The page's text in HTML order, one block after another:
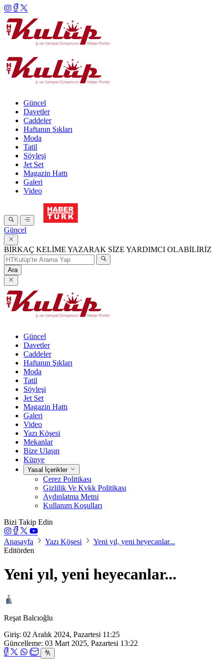
Güncel
Davetler
Caddeler
Haftanın Şıkları
Moda
Tatil
Söyleşi
Jet Set
Magazin Hattı
Galeri
Video
Güncel
BİRKAÇ KELİME YAZARAK SİZE YARDIMCI OLABİLİRİZ
Ara
Güncel
Davetler
Caddeler
Haftanın Şıkları
Moda
Tatil
Söyleşi
Jet Set
Magazin Hattı
Galeri
Video
Yazı Köşesi
Mekanlar
Bize Ulaşın
Künye
Yasal İçerikler
Çerez Politikası
Gizlilik Ve Kvkk Politikası
Aydınlatma Metni
Kullanım Koşulları
Bizi Takip Edin
Anasayfa Yazı Köşesi
Yeni yıl, yeni heyecanlar...
Editörden
Yeni yıl, yeni heyecanlar...
Reşat Balcıoğlu
Giriş: 02 Aralık 2024, Pazartesi 11:25
Güncelleme: 03 Mart 2025, Pazartesi 13:22